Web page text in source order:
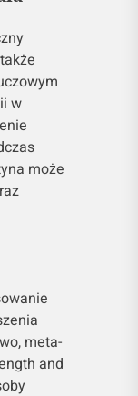
w
może
meta-
and